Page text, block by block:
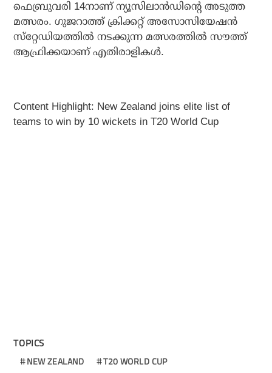
ഫെബ്രുവരി 14നാണ് ന്യൂസിലാന്‍ഡിന്റെ അടുത്ത
മത്സരം. ഗുജറാത്ത് ക്രിക്കറ്റ് അസോസിയേഷന്‍
സ്‌റ്റേഡിയത്തില്‍ നടക്കുന്ന മത്സരത്തില്‍ സൗത്ത്
ആഫ്രിക്കയാണ് എതിരാളികള്‍.
Content Highlight: New Zealand joins elite list of
teams to win by 10 wickets in T20 World Cup
TOPICS
NEW ZEALAND
T20 WORLD CUP